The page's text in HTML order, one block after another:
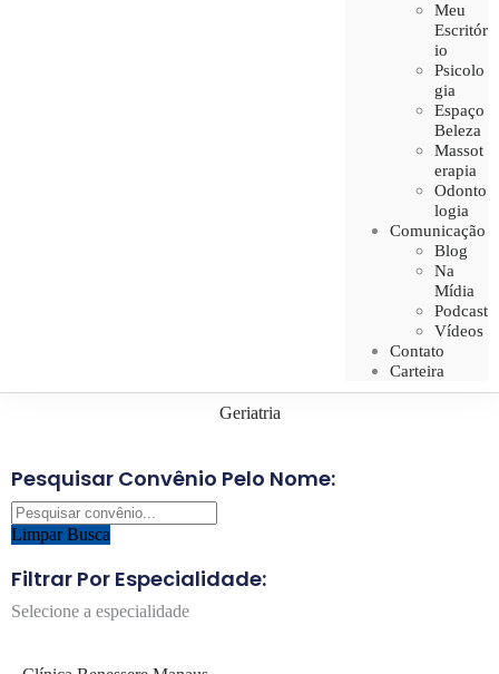
Meu
Escritór
io
Psicolo
gia
Espaço
Beleza
Massot
erapia
Odonto
logia
Comunicação
Blog
Na
Mídia
Podcast
Vídeos
Contato
Carteira
Geriatria
Pesquisar Convênio Pelo Nome:
Limpar Busca
Filtrar Por Especialidade:
Selecione a especialidade